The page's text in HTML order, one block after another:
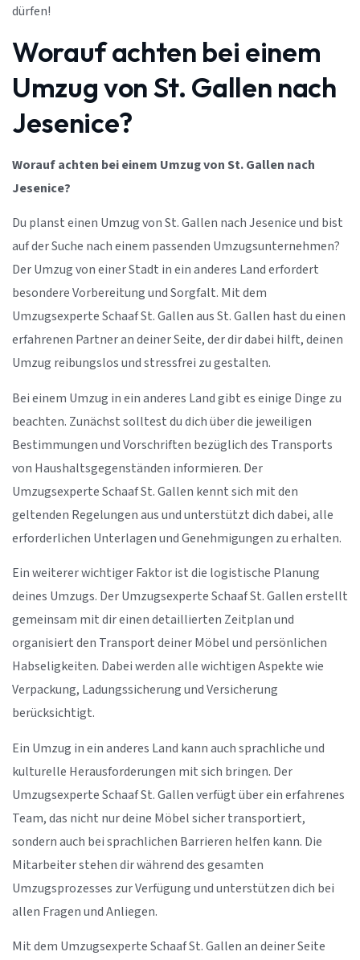
dürfen!
Worauf achten bei einem
Umzug von St. Gallen nach
Jesenice?
Worauf achten bei einem Umzug von St. Gallen nach
Jesenice?
Du planst einen Umzug von St. Gallen nach Jesenice und bist
auf der Suche nach einem passenden Umzugsunternehmen?
Der Umzug von einer Stadt in ein anderes Land erfordert
besondere Vorbereitung und Sorgfalt. Mit dem
Umzugsexperte Schaaf St. Gallen aus St. Gallen hast du einen
erfahrenen Partner an deiner Seite, der dir dabei hilft, deinen
Umzug reibungslos und stressfrei zu gestalten.
Bei einem Umzug in ein anderes Land gibt es einige Dinge zu
beachten. Zunächst solltest du dich über die jeweiligen
Bestimmungen und Vorschriften bezüglich des Transports
von Haushaltsgegenständen informieren. Der
Umzugsexperte Schaaf St. Gallen kennt sich mit den
geltenden Regelungen aus und unterstützt dich dabei, alle
erforderlichen Unterlagen und Genehmigungen zu erhalten.
Ein weiterer wichtiger Faktor ist die logistische Planung
deines Umzugs. Der Umzugsexperte Schaaf St. Gallen erstellt
gemeinsam mit dir einen detaillierten Zeitplan und
organisiert den Transport deiner Möbel und persönlichen
Habseligkeiten. Dabei werden alle wichtigen Aspekte wie
Verpackung, Ladungssicherung und Versicherung
berücksichtigt.
Ein Umzug in ein anderes Land kann auch sprachliche und
kulturelle Herausforderungen mit sich bringen. Der
Umzugsexperte Schaaf St. Gallen verfügt über ein erfahrenes
Team, das nicht nur deine Möbel sicher transportiert,
sondern auch bei sprachlichen Barrieren helfen kann. Die
Mitarbeiter stehen dir während des gesamten
Umzugsprozesses zur Verfügung und unterstützen dich bei
allen Fragen und Anliegen.
Mit dem Umzugsexperte Schaaf St. Gallen an deiner Seite